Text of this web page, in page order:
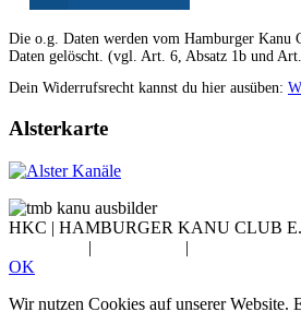
Die o.g. Daten werden vom Hamburger Kanu
Daten gelöscht. (vgl. Art. 6, Absatz 1b und
Dein Widerrufsrecht kannst du hier ausüben:
Alsterkarte
HKC | HAMBURGER KANU CLUB
| |
OK
Wir nutzen Cookies auf unserer Website.